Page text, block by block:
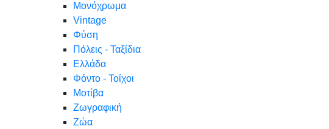
Μονόχρωμα
Vintage
Φύση
Πόλεις - Ταξίδια
Ελλάδα
Φόντο - Τοίχοι
Μοτίβα
Ζωγραφική
Ζώα